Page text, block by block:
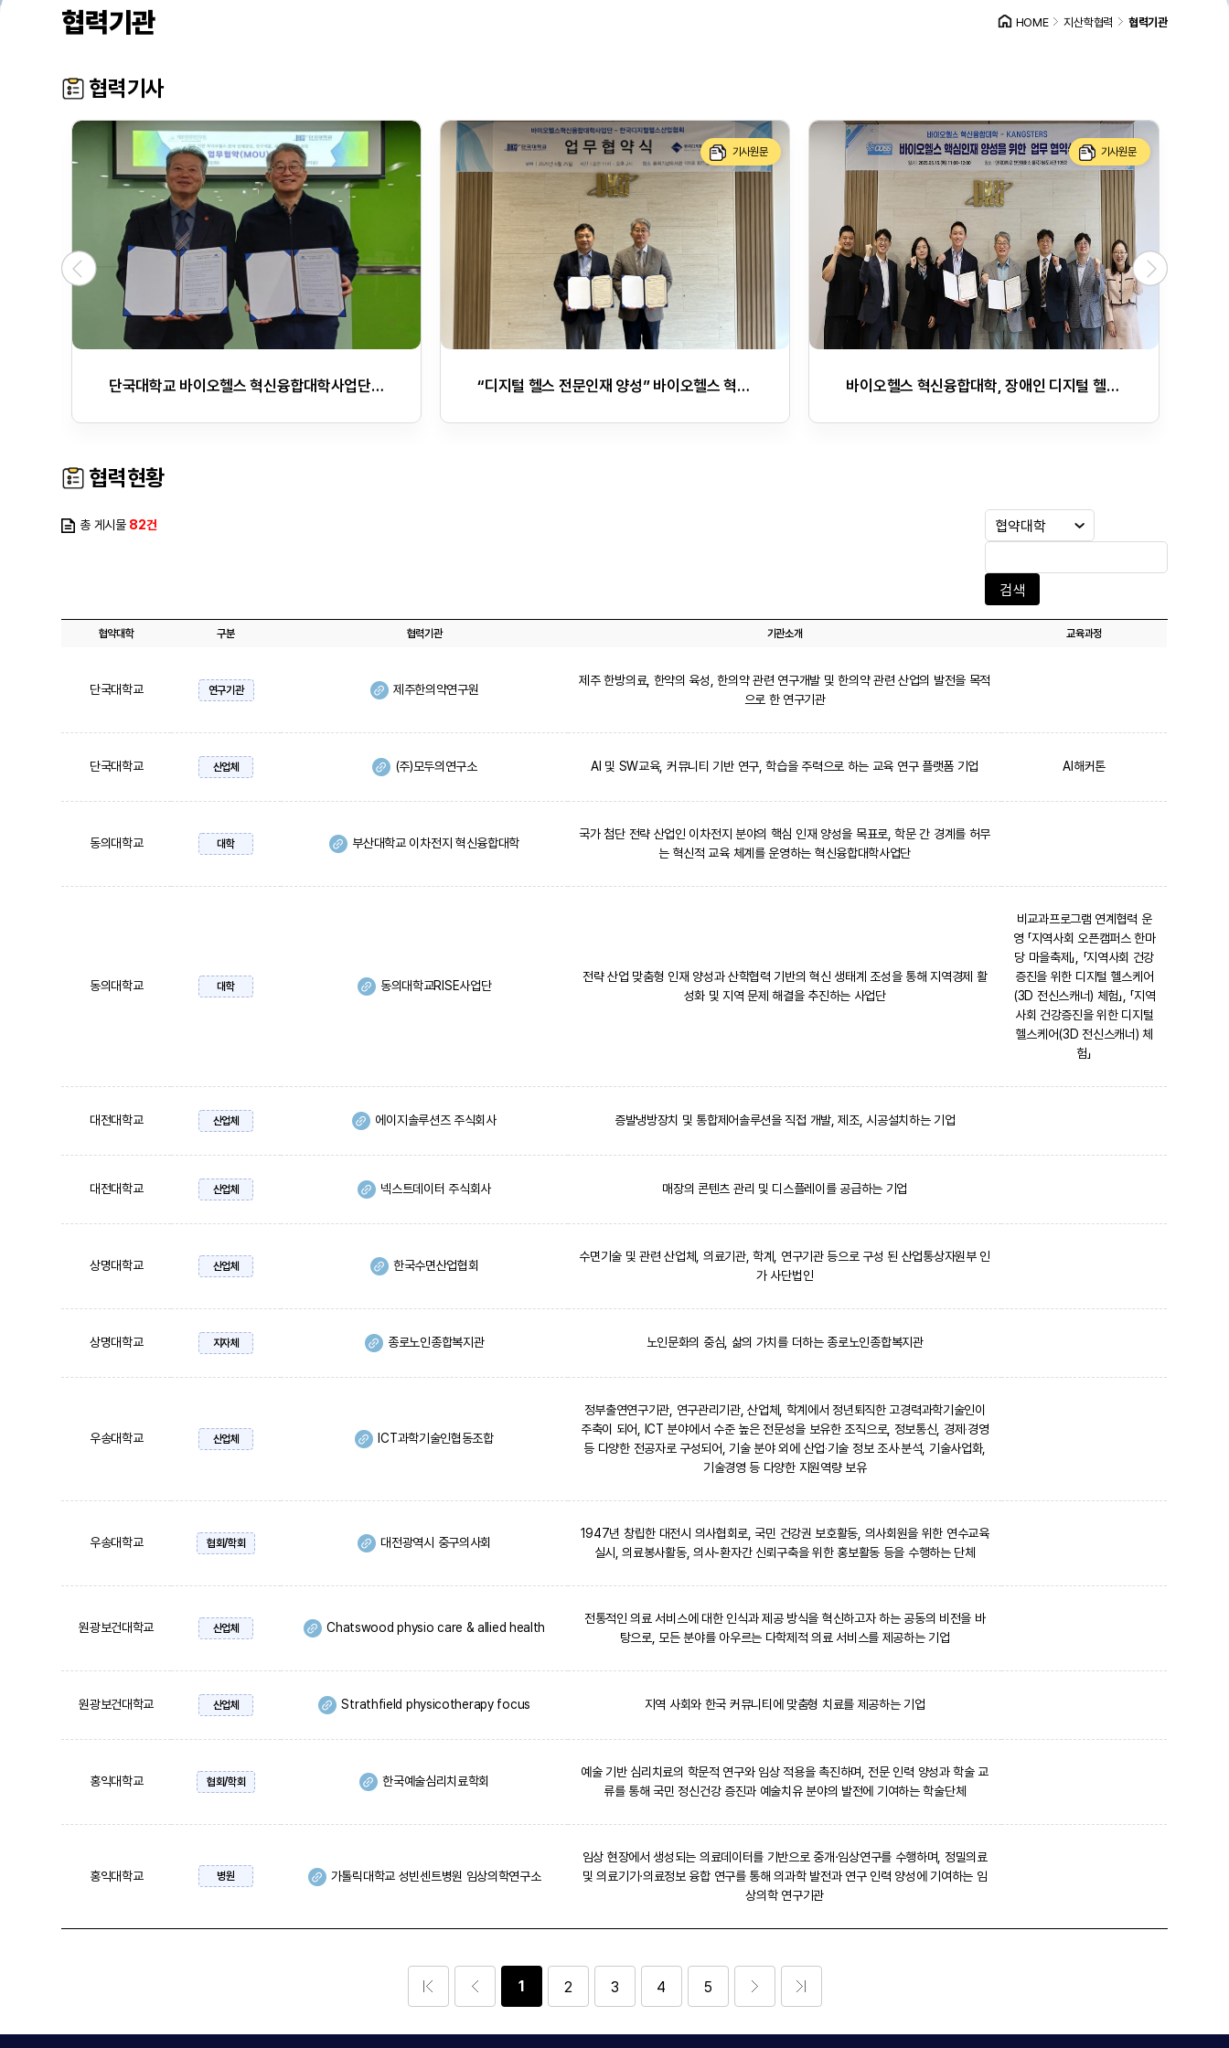
협력기관 HOME 지산학협력 협력기관
협력기사
단국대학교 바이오헬스 혁신융합대학사업단–제주한의약연구원, 바이오헬스 인재양성 위한 업무협약 체결
기사원문
“디지털 헬스 전문인재 양성” 바이오헬스 혁신융합대학, 한국디지털헬스산업협회와 업무협약 체결
기사원문
바이오헬스 혁신융합대학, 장애인 디지털 헬스케어 전문기업 캥스터즈와 업무협약 맺어
협력현황
총 게시물 82건
검색
협약대학 구분 협력기관 기관소개 교육과정
단국대학교 연구기관 제주한의약연구원
제주 한방의료, 한약의 육성, 한의약 관련 연구개발 및 한의약 관련 산업의 발전을 목적
으로 한 연구기관
단국대학교 산업체 (주)모두의연구소 AI 및 SW교육, 커뮤니티 기반 연구, 학습을 주력으로 하는 교육 연구 플랫폼 기업 AI해커톤
동의대학교 대학 부산대학교 이차전지 혁신융합대학
국가 첨단 전략 산업인 이차전지 분야의 핵심 인재 양성을 목표로, 학문 간 경계를 허무
는 혁신적 교육 체계를 운영하는 혁신융합대학사업단
동의대학교 대학 동의대학교RISE사업단
전략 산업 맞춤형 인재 양성과 산학협력 기반의 혁신 생태계 조성을 통해 지역경제 활
성화 및 지역 문제 해결을 추진하는 사업단
비교과프로그램 연계협력 운
영 「지역사회 오픈캠퍼스 한마
당 마을축제」, 「지역사회 건강
증진을 위한 디지털 헬스케어
(3D 전신스캐너) 체험」, 「지역
사회 건강증진을 위한 디지털
헬스케어(3D 전신스캐너) 체
험」
대전대학교 산업체 에이지솔루션즈 주식회사 증발냉방장치 및 통합제어솔루션을 직접 개발, 제조, 시공설치하는 기업
대전대학교 산업체 넥스트데이터 주식회사 매장의 콘텐츠 관리 및 디스플레이를 공급하는 기업
상명대학교 산업체 한국수면산업협회
수면기술 및 관련 산업체, 의료기관, 학계, 연구기관 등으로 구성 된 산업통상자원부 인
가 사단법인
상명대학교 지자체 종로노인종합복지관 노인문화의 중심, 삶의 가치를 더하는 종로노인종합복지관
우송대학교 산업체 ICT과학기술인협동조합
정부출연연구기관, 연구관리기관, 산업체, 학계에서 정년퇴직한 고경력과학기술인이
주축이 되어, ICT 분야에서 수준 높은 전문성을 보유한 조직으로, 정보통신, 경제‧경영
등 다양한 전공자로 구성되어, 기술 분야 외에 산업‧기술 정보 조사‧분석, 기술사업화,
기술경영 등 다양한 지원역량 보유
우송대학교 협회/학회 대전광역시 중구의사회
1947년 창립한 대전시 의사협회로, 국민 건강권 보호활동, 의사회원을 위한 연수교육
실시, 의료봉사활동, 의사-환자간 신뢰구축을 위한 홍보활동 등을 수행하는 단체
원광보건대학교 산업체 Chatswood physio care & allied health
전통적인 의료 서비스에 대한 인식과 제공 방식을 혁신하고자 하는 공동의 비전을 바
탕으로, 모든 분야를 아우르는 다학제적 의료 서비스를 제공하는 기업
원광보건대학교 산업체 Strathfield physicotherapy focus 지역 사회와 한국 커뮤니티에 맞춤형 치료를 제공하는 기업
홍익대학교 협회/학회 한국예술심리치료학회
예술 기반 심리치료의 학문적 연구와 임상 적용을 촉진하며, 전문 인력 양성과 학술 교
류를 통해 국민 정신건강 증진과 예술치유 분야의 발전에 기여하는 학술단체
홍익대학교 병원 가톨릭대학교 성빈센트병원 임상의학연구소
임상 현장에서 생성되는 의료데이터를 기반으로 중개·임상연구를 수행하며, 정밀의료
및 의료기기·의료정보 융합 연구를 통해 의과학 발전과 연구 인력 양성에 기여하는 임
상의학 연구기관
1 2 3 4 5